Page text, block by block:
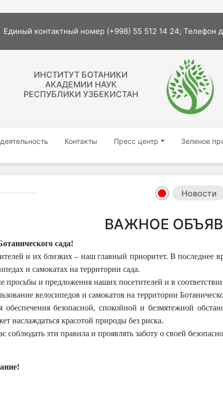
Единый контактный номер (+998) 55 512 14 24; Телефон
ИНСТИТУТ БОТАНИКИ
АКАДЕМИИ НАУК
РЕСПУБЛИКИ УЗБЕКИСТАН
Контакты Пресс центр Зеленое
Новости
ВАЖНОЕ
сада!
и их близких – наш главный приоритет. В последнее
и самокатах на территории сада.
просьбы и предложения наших посетителей и в
велосипедов и самокатов на территории
обеспечения безопасной, спокойной и безмятежной
наслаждаться красотой природы без риска.
соблюдать эти правила и проявлять заботу о своей